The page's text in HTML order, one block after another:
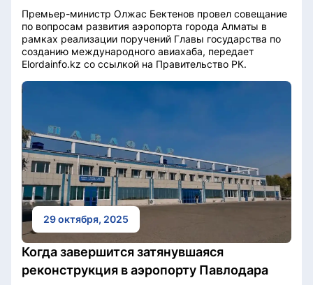
Премьер-министр Олжас Бектенов провел совещание
по вопросам развития аэропорта города Алматы в
рамках реализации поручений Главы государства по
созданию международного авиахаба, передает
Elordainfo.kz со ссылкой на Правительство РК.
29 октября, 2025
Когда завершится затянувшаяся
реконструкция в аэропорту Павлодара